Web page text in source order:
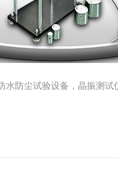
水防尘试验设备，晶振测试